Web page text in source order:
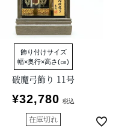
飾り付けサイズ
幅×奥行×高さ(㎝)
破魔弓飾り 11号
¥32,780 税込
在庫切れ